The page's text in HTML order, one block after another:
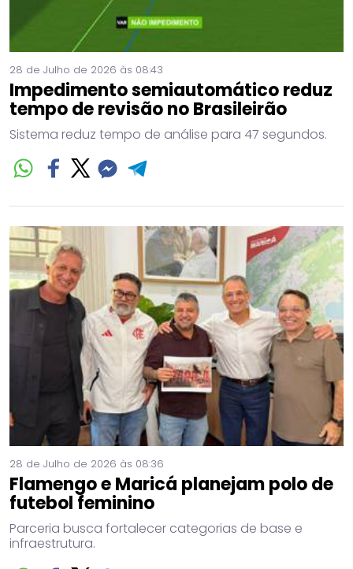
28 de Julho de 2026 às 08:43
Impedimento semiautomático reduz
tempo de revisão no Brasileirão
Sistema reduz tempo de análise para 47 segundos.
28 de Julho de 2026 às 08:36
Flamengo e Maricá planejam polo de
futebol feminino
Parceria busca fortalecer categorias de base e
infraestrutura.